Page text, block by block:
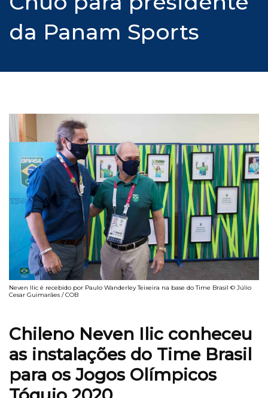
da Panam Sports
Neven Ilic é recebido por Paulo Wanderley Teixeira na base do Time Brasil © Júlio
Cesar Guimarães / COB
Chileno Neven Ilic conheceu
as instalações do Time Brasil
para os Jogos Olímpicos